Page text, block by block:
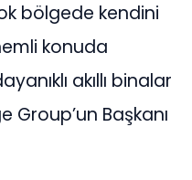
bölgede kendini
konuda
akıllı binalar
Group’un Başkanı